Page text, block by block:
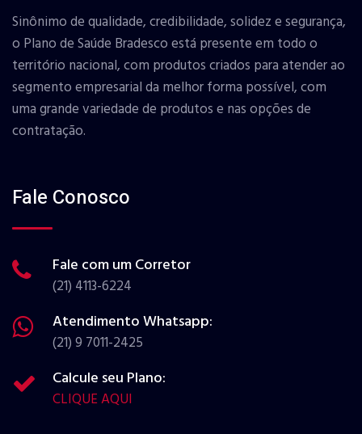
Sinônimo de qualidade, credibilidade, solidez e segurança,
o Plano de Saúde Bradesco está presente em todo o
território nacional, com produtos criados para atender ao
segmento empresarial da melhor forma possível, com
uma grande variedade de produtos e nas opções de
contratação.
Fale Conosco
Fale com um Corretor
(21) 4113-6224
Atendimento Whatsapp:
(21) 9 7011-2425
Calcule seu Plano:
CLIQUE AQUI